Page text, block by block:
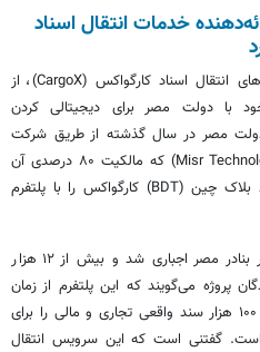
خدمات انتقال اسناد
شرکت بلاک چین متخصص در راهکارهای انتقال اسناد کارگواکس (CargoX)، از
با دولت مصر برای دیجیتالی کردن
مصر در سال گذشته از طریق شرکت
مصر تکنولوژی سرویسز (Misr Technology Services) که مالکیت ۸۰ درصدی آن
را در اختیار دارد، سرویس انتقال اسناد بلاک چین (BDT) کارگواکس را با پلتفرم
استفاده از این سیستم در ماه اکتبر در بنادر مصر اجباری شد و بیش از ۱۲ هزار
پروژه می‌گویند که این پلتفرم از زمان
آغاز به کار خود، بیش از یک میلیون و ۱۰۰ هزار سند واقعی تجاری و مالی را برای
داده است. گفتنی است که این سرویس انتقال